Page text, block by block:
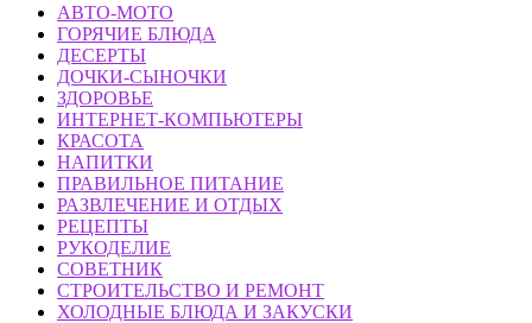
АВТО-МОТО
ГОРЯЧИЕ БЛЮДА
ДЕСЕРТЫ
ДОЧКИ-СЫНОЧКИ
ЗДОРОВЬЕ
ИНТЕРНЕТ-КОМПЬЮТЕРЫ
КРАСОТА
НАПИТКИ
ПРАВИЛЬНОЕ ПИТАНИЕ
РАЗВЛЕЧЕНИЕ И ОТДЫХ
РЕЦЕПТЫ
РУКОДЕЛИЕ
СОВЕТНИК
СТРОИТЕЛЬСТВО И РЕМОНТ
ХОЛОДНЫЕ БЛЮДА И ЗАКУСКИ